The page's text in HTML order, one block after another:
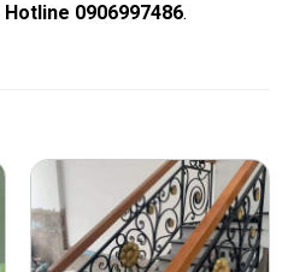
Hotline 0906997486.